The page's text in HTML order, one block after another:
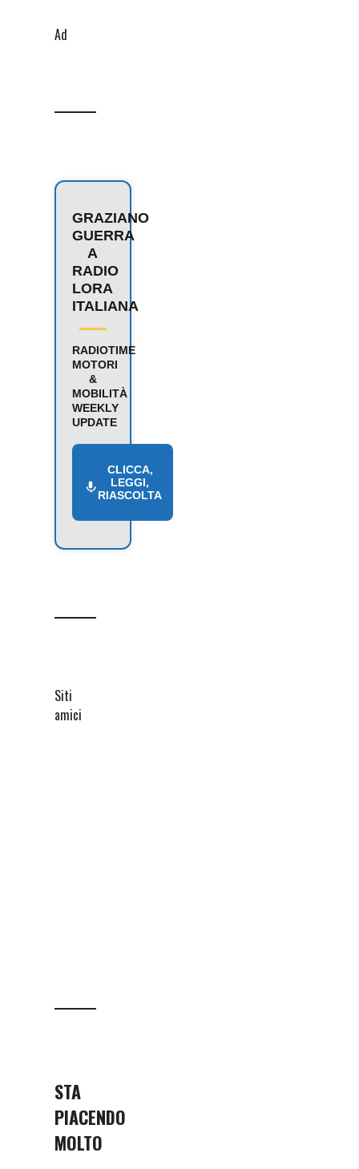
Ad
GRAZIANO
GUERRA
A
RADIO
LORA
ITALIANA
RADIOTIME
MOTORI
&
MOBILITÀ
WEEKLY
UPDATE
CLICCA,
LEGGI,
RIASCOLTA
Siti
amici
STA
PIACENDO
MOLTO